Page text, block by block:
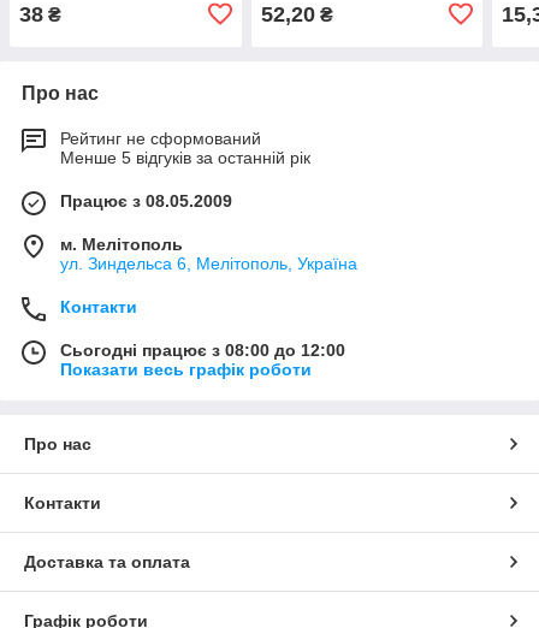
38 ₴ 52,20₴
Про нас
Рейтинг не сформований
Менше 5 відгуків за останній рік
Працює з 08.05.2009
м. Мелітополь
ул. Зиндельса 6, Мелітополь, Україна
Контакти
Сьогодні працює з 08:00 до 12:00
Показати весь графік роботи
Про нас
Контакти
Доставка та оплата
Графік роботи